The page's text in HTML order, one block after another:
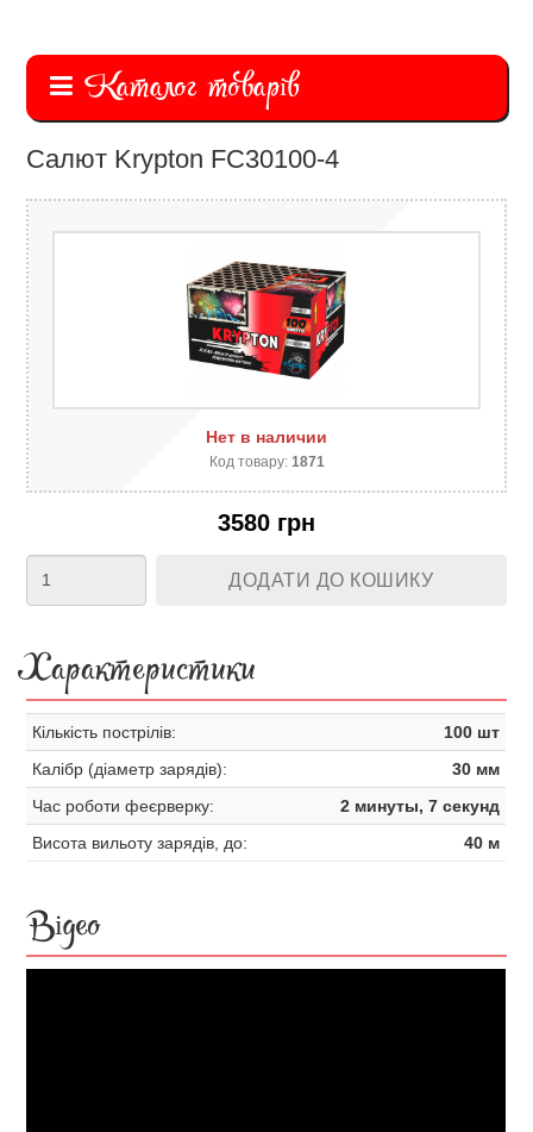
Каталог товарів
Салют Krypton FC30100-4
Нет в наличии
Код товару: 1871
3580 грн
ДОДАТИ ДО КОШИКУ
Характеристики
Кількість пострілів:
100 шт
Калібр (діаметр зарядів):
30 мм
Час роботи феєрверку:
2 минуты, 7 секунд
Висота вильоту зарядів, до:
40 м
Відео